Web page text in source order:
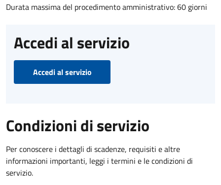
Durata massima del procedimento amministrativo: 60 giorni
Accedi al servizio
Accedi al servizio
Condizioni di servizio
Per conoscere i dettagli di scadenze, requisiti e altre
informazioni importanti, leggi i termini e le condizioni di
servizio.